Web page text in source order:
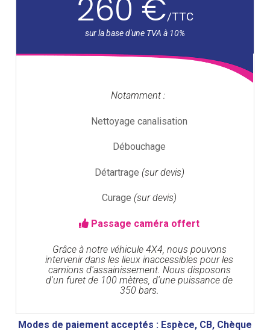
260 €/TTC
Notamment :
Nettoyage canalisation
Débouchage
Détartrage (sur devis)
Curage (sur devis)
Passage caméra offert
Grâce à notre véhicule 4X4, nous pouvons
intervenir dans les lieux inaccessibles pour les
camions d'assainissement. Nous disposons
d'un furet de 100 mètres, d'une puissance de
350 bars.
Modes de paiement acceptés : Espèce, CB, Chèque